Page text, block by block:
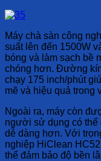
Máy chà sàn công
suất lên đến 1500W
bóng và làm sạch bề
chóng hơn. Đường
chạy 175 inch/phút
mẽ và hiệu quả trong
Ngoài ra, máy còn
người sử dụng có thể
dễ dàng hơn. Với
nghiệp HiClean
thể đảm bảo độ bền